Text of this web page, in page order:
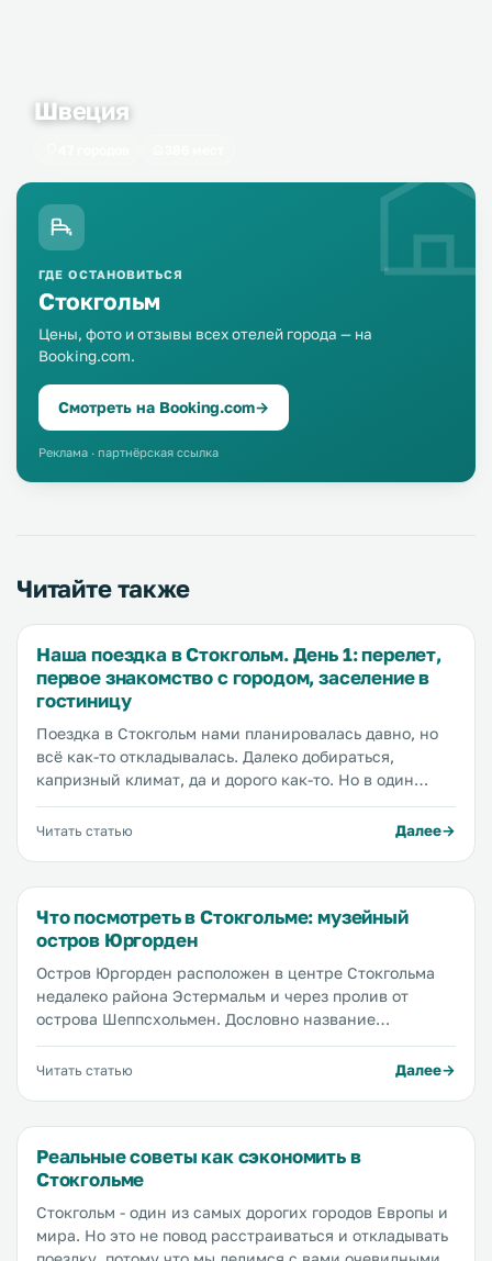
Швеция
ГДЕ ОСТАНОВИТЬСЯ
Стокгольм
Цены, фото и отзывы всех отелей города — на
Booking.com.
Смотреть на Booking.com→
Реклама · партнёрская ссылка
Читайте также
Наша поездка в Стокгольм. День 1: перелет,
первое знакомство с городом, заселение в
гостиницу
Поездка в Стокгольм нами планировалась давно, но
всё как-то откладывалась. Далеко добираться,
капризный климат, да и дорого как-то. Но в один
прекрасный момент мы всё же решились, и купили
билеты на самолет, и начали готовиться к поездке.
оказалось, всё не так страшно. Но начну с самого
начала.
Читать статью Далее
Что посмотреть в Стокгольме: музейный
остров Юргорден
Остров Юргорден расположен в центре Стокгольма
недалеко района Эстермальм и через пролив от
острова Шеппсхольмен. Дословно название
Юргорден переводится как "земля зверей" и это
правда, животных здесь много, но не так, как раньше.
или зайца, но охотиться на них запрещено, даже если
вы король.
Читать статью Далее
Реальные советы как сэкономить в
Стокгольме
Стокгольм - один из самых дорогих городов Европы и
мира. Но это не повод расстраиваться и откладывать